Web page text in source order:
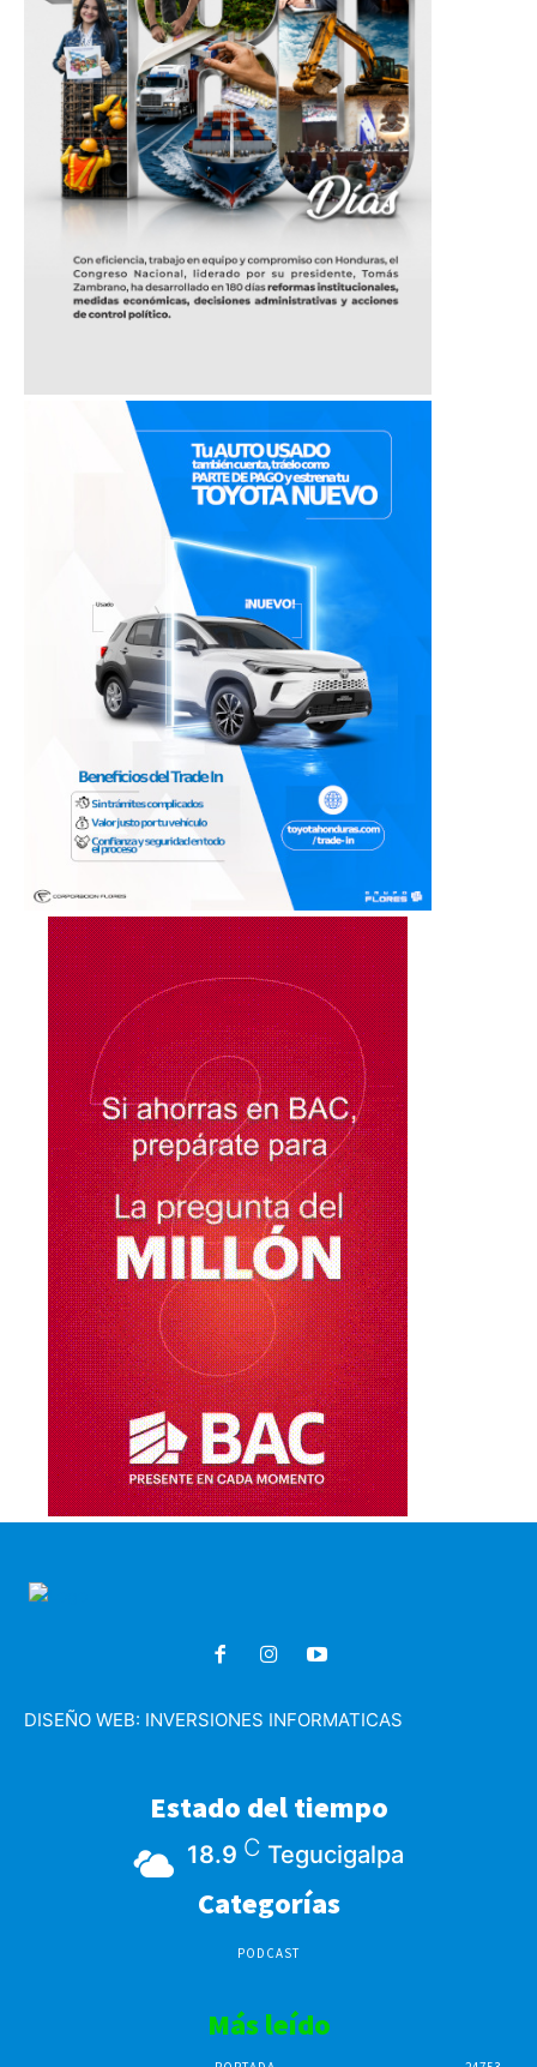
DISEÑO WEB: INVERSIONES INFORMATICAS
Estado del tiempo
18.9 C Tegucigalpa
Categorías
PODCAST
Más leído